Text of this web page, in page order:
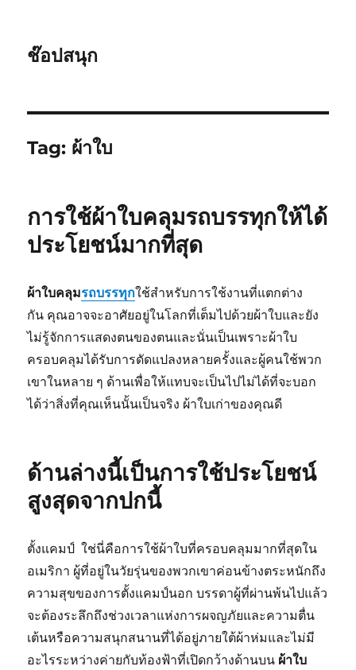
ช๊อปสนุก
Tag: ผ้าใบ
การใช้ผ้าใบคลุมรถบรรทุกให้ได้
ประโยชน์มากที่สุด
ผ้าใบคลุมรถบรรทุกใช้สำหรับการใช้งานที่แตกต่าง
กัน คุณอาจจะอาศัยอยู่ในโลกที่เต็มไปด้วยผ้าใบและยัง
ไม่รู้จักการแสดงตนของตนและนั่นเป็นเพราะผ้าใบ
ครอบคลุมได้รับการดัดแปลงหลายครั้งและผู้คนใช้พวก
เขาในหลาย ๆ ด้านเพื่อให้แทบจะเป็นไปไม่ได้ที่จะบอก
ได้ว่าสิ่งที่คุณเห็นนั้นเป็นจริง ผ้าใบเก่าของคุณดี
ด้านล่างนี้เป็นการใช้ประโยชน์
สูงสุดจากปกนี้
ตั้งแคมป์ ใช่นี่คือการใช้ผ้าใบที่ครอบคลุมมากที่สุดใน
อเมริกา ผู้ที่อยู่ในวัยรุ่นของพวกเขาค่อนข้างตระหนักถึง
ความสุขของการตั้งแคมป์นอก บรรดาผู้ที่ผ่านพ้นไปแล้ว
จะต้องระลึกถึงช่วงเวลาแห่งการผจญภัยและความตื่น
เต้นหรือความสนุกสนานที่ได้อยู่ภายใต้ผ้าห่มและไม่มี
อะไรระหว่างค่ายกับท้องฟ้าที่เปิดกว้างด้านบน ผ้าใบ